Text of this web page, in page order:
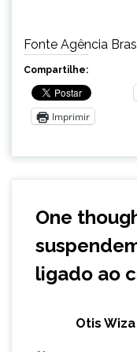
Fonte Agência
Compartilhe:
Imprimir
One
ligado ao
Otis Wiza